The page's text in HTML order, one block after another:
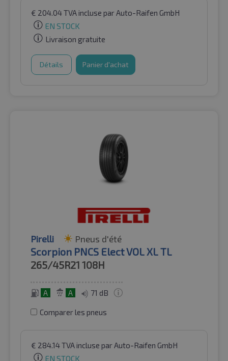
€ 204.04TVA incluse par Auto-Raifen GmbH
EN STOCK
Livraison gratuite
Détails Panier d'achat
Pirelli Pneus d'été
Scorpion PNCS Elect VOL XL TL
265/45R21 108H
A A 71 dB
Comparer les pneus
€ 284.14TVA incluse par Auto-Raifen GmbH
EN STOCK